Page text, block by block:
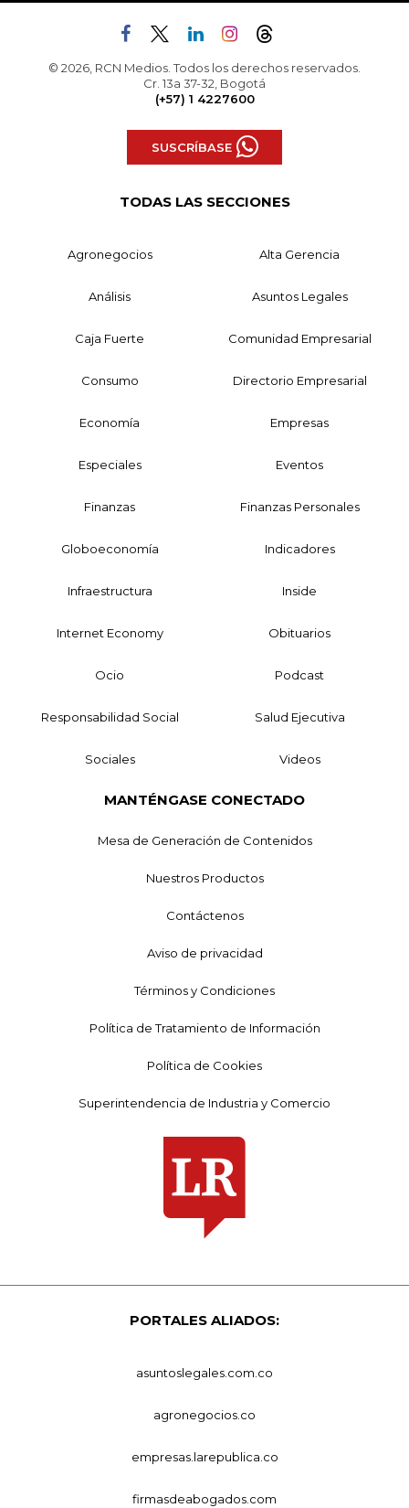
© 2026, RCN Medios. Todos los derechos reservados.
Cr. 13a 37-32, Bogotá
(+57) 1 4227600
SUSCRÍBASE
TODAS LAS SECCIONES
Agronegocios Alta Gerencia
Análisis Asuntos Legales
Caja Fuerte Comunidad Empresarial
Consumo Directorio Empresarial
Economía Empresas
Especiales Eventos
Finanzas Finanzas Personales
Globoeconomía Indicadores
Infraestructura Inside
Internet Economy Obituarios
Ocio Podcast
Responsabilidad Social Salud Ejecutiva
Sociales Videos
MANTÉNGASE CONECTADO
Mesa de Generación de Contenidos
Nuestros Productos
Contáctenos
Aviso de privacidad
Términos y Condiciones
Política de Tratamiento de Información
Política de Cookies
Superintendencia de Industria y Comercio
PORTALES ALIADOS:
asuntoslegales.com.co
agronegocios.co
empresas.larepublica.co
firmasdeabogados.com